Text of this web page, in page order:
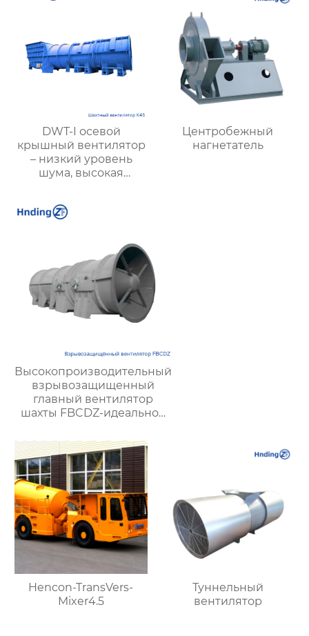
DWT-I осевой
крышный вентилятор
– низкий уровень
шума, высокая
безопасность и
Центробежный
нагнетатель
Высокопроизводительный
взрывозащищенный
главный вентилятор
шахты FBCDZ-идеальное
крупных и средних горных
разработок
Hencon-TransVers-
Mixer4.5
Туннельный
вентилятор